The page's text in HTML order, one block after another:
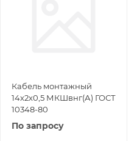
Кабель монтажный
14х2х0,5 МКШвнг(А) ГОСТ
10348-80
По запросу